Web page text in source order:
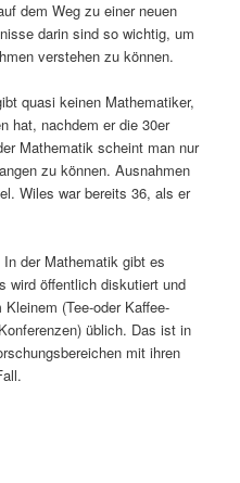
dem Weg zu einer neuen
darin sind so wichtig, um
verstehen zu können.
quasi keinen Mathematiker,
hat, nachdem er die 30er
Mathematik scheint man nur
zu können. Ausnahmen
Wiles war bereits 36, als er
der Mathematik gibt es
wird öffentlich diskutiert und
(Tee-oder Kaffee-
üblich. Das ist in
mit ihren